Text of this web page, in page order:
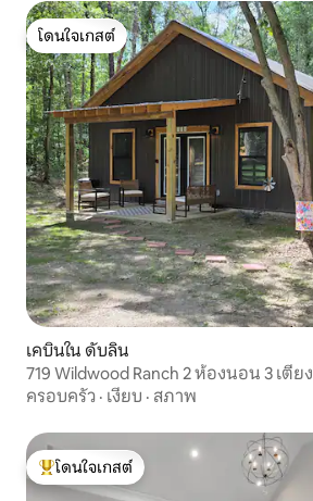
โดนใจเกสต์
โดนใจเกสต์
เคบินใน ดับลิน
719 Wildwood Ranch 2 ห้องนอน 3 เตียง
ครอบครัว · เงียบ · สภาพ
โดนใจเกสต์ที่สุด
โดนใจเกสต์